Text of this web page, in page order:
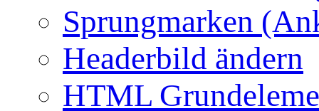
Sprungmarken
Headerbild ändern
HTML